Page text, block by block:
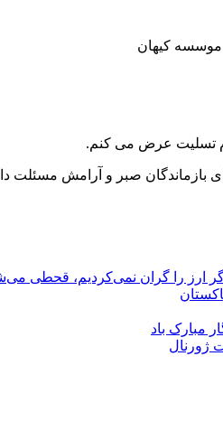
تسلیت عرض می کنم.
بازماندگان صبر و آرامش مسئلت
ارز را گران نمی‌کردیم، قحطی
مبارک باد
ژورنال